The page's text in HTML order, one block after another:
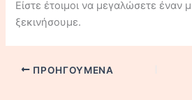
Είστε έτοιμοι να μεγαλώσετε έναν
ξεκινήσουμε.
ΠΡΟΗΓΟΎΜΕΝΑ